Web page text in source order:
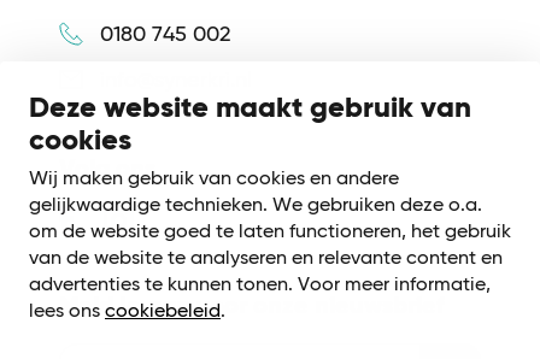
Deze website maakt gebruik van
cookies
Wij maken gebruik van cookies en andere
gelijkwaardige technieken. We gebruiken deze o.a.
om de website goed te laten functioneren, het gebruik
van de website te analyseren en relevante content en
advertenties te kunnen tonen. Voor meer informatie,
lees ons cookiebeleid.
0180 745 002
Volg ons
Meld je aan voor onze nieuwsbrief